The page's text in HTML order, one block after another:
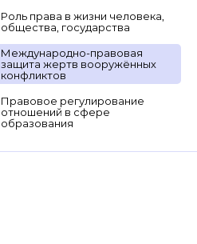
Роль права в жизни человека,
общества, государства
Международно-правовая
защита жертв вооружённых
конфликтов
Правовое регулирование
отношений в сфере
образования